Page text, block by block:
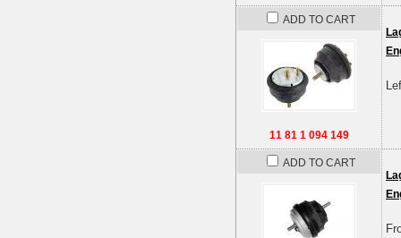
ADD TO CART
11 81 1 094 149
ADD TO CART